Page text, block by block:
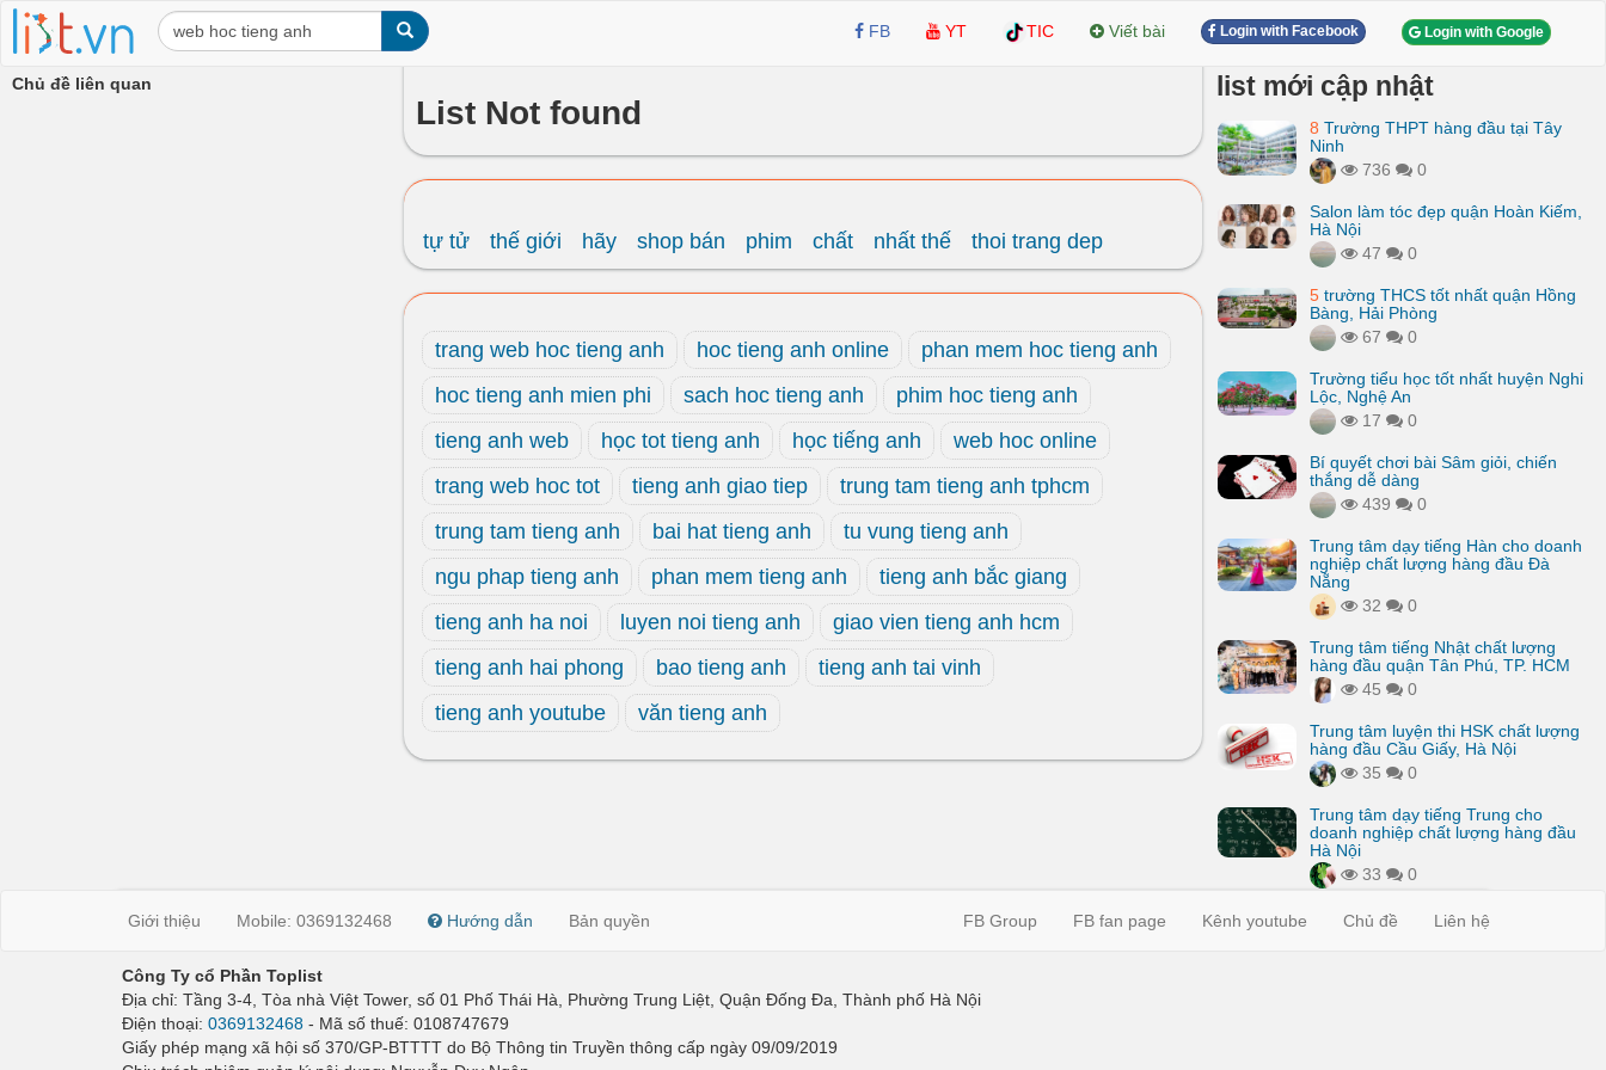
FB YT TIC Viết bài Login with Facebook Login with Google
Chủ đề liên quan
List Not found
tự tử thế giới hãy shop bán phim chất nhất thế thoi trang dep
trang web hoc tieng anh hoc tieng anh online
phan mem hoc tieng anh
hoc tieng anh mien phi
sach hoc tieng anh
phim hoc tieng anh
tieng anh web
học tot tieng anh học tiếng anh
web hoc online
trang web hoc tot
tieng anh giao tiep
trung tam tieng anh tphcm
trung tam tieng anh
bai hat tieng anh
tu vung tieng anh
ngu phap tieng anh
phan mem tieng anh
tieng anh bắc giang
tieng anh ha noi
luyen noi tieng anh
giao vien tieng anh hcm
tieng anh hai phong
bao tieng anh
tieng anh tai vinh
tieng anh youtube
văn tieng anh
list mới cập nhật
8 Trường THPT hàng đầu tại Tây
Ninh
736
0
Salon làm tóc đẹp quận Hoàn Kiếm,
Hà Nội
47
0
5 trường THCS tốt nhất quận Hồng
Bàng, Hải Phòng
67
0
Trường tiểu học tốt nhất huyện Nghi
Lộc, Nghệ An
17
0
Bí quyết chơi bài Sâm giỏi, chiến
thắng dễ dàng
439
0
Trung tâm dạy tiếng Hàn cho doanh
nghiệp chất lượng hàng đầu Đà
Nẵng
32
0
Trung tâm tiếng Nhật chất lượng
hàng đầu quận Tân Phú, TP. HCM
45
0
Trung tâm luyện thi HSK chất lượng
hàng đầu Cầu Giấy, Hà Nội
35
0
Trung tâm dạy tiếng Trung cho
doanh nghiệp chất lượng hàng đầu
Hà Nội
33
0
Giới thiệu Mobile: 0369132468 Hướng dẫn Bản quyền FB Group FB fan page Kênh youtube Chủ đề Liên hệ
Công Ty cổ Phần Toplist
Địa chỉ: Tầng 3-4, Tòa nhà Việt Tower, số 01 Phố Thái Hà, Phường Trung Liệt, Quận Đống Đa, Thành phố Hà Nội
Điện thoại: 0369132468 - Mã số thuế: 0108747679
Giấy phép mạng xã hội số 370/GP-BTTTT do Bộ Thông tin Truyền thông cấp ngày 09/09/2019